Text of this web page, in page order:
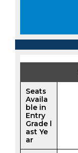
Seats
Availa
ble in
Entry
Grade l
ast Ye
ar